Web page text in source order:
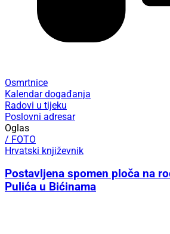
Osmrtnice
Kalendar događanja
Radovi u tijeku
Poslovni adresar
Oglas
/ FOTO
Hrvatski književnik
Postavljena spomen ploča na
Pulića u Bićinama